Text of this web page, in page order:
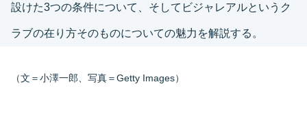
設けた3つの条件について、そしてビジャレアルというク
ラブの在り方そのものについての魅力を解説する。
（文＝小澤一郎、写真＝Getty Images）